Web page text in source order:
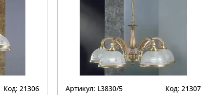
Код: 21306 Артикул: L3830/5 Код: 21307